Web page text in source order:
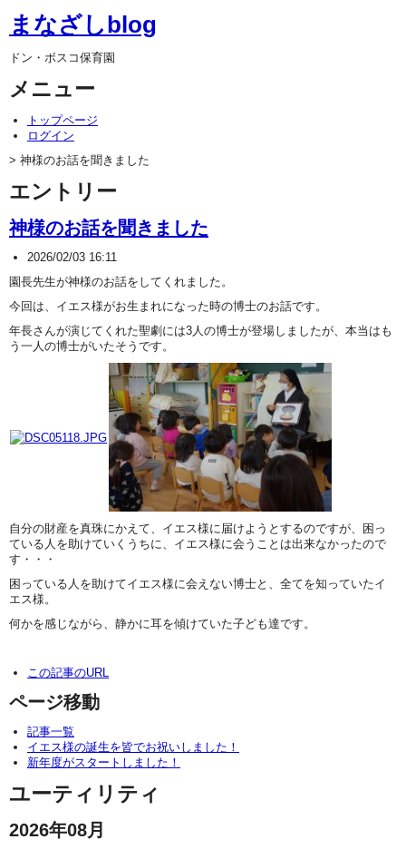
まなざしblog
ドン・ボスコ保育園
メニュー
トップページ
ログイン
> 神様のお話を聞きました
エントリー
神様のお話を聞きました
2026/02/03 16:11
園長先生が神様のお話をしてくれました。
今回は、イエス様がお生まれになった時の博士のお話です。
年長さんが演じてくれた聖劇には3人の博士が登場しましたが、本当はも
う一人の博士がいたそうです。
自分の財産を真珠にかえて、イエス様に届けようとするのですが、困っ
ている人を助けていくうちに、イエス様に会うことは出来なかったので
す・・・
困っている人を助けてイエス様に会えない博士と、全てを知っていたイ
エス様。
何かを感じながら、静かに耳を傾けていた子ども達です。
この記事のURL
ページ移動
記事一覧
イエス様の誕生を皆でお祝いしました！
新年度がスタートしました！
ユーティリティ
2026年08月